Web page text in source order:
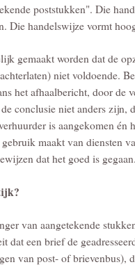
poststukken". Die
Die handelswijze vormt
gemaakt worden dat de
niet voldoende.
het afhaalbericht, door de
conclusie niet anders zijn,
is aangekomen
maakt van diensten
dat het goed is gegaan.
van aangetekende
dat een brief de
van post- of